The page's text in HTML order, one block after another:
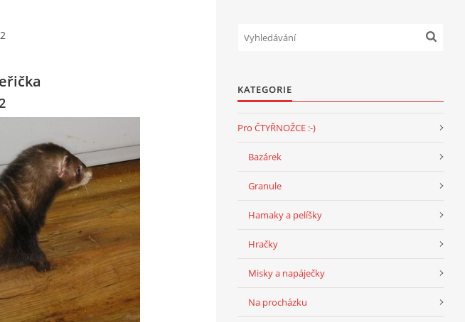
KATEGORIE
Pro ČTYŘNOŽCE :-)
Bazárek
Granule
Hamaky a pelíšky
Hračky
Misky a napáječky
Na procházku